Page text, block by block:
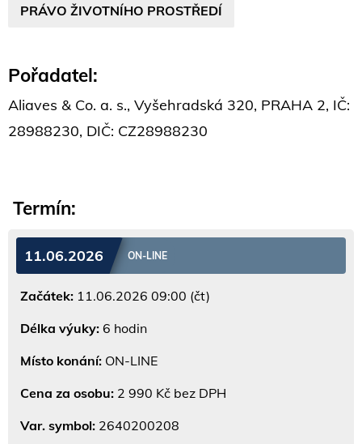
PRÁVO ŽIVOTNÍHO PROSTŘEDÍ
Pořadatel:
Aliaves & Co. a. s., Vyšehradská 320, PRAHA 2, IČ:
28988230, DIČ: CZ28988230
Termín:
11.06.2026 ON-LINE
Začátek: 11.06.2026 09:00 (čt)
Délka výuky: 6 hodin
Místo konání: ON-LINE
Cena za osobu: 2 990 Kč bez DPH
Var. symbol: 2640200208